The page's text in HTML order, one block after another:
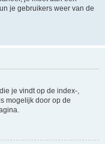
je gebruikers weer van de
je vindt op de index-,
mogelijk door op de